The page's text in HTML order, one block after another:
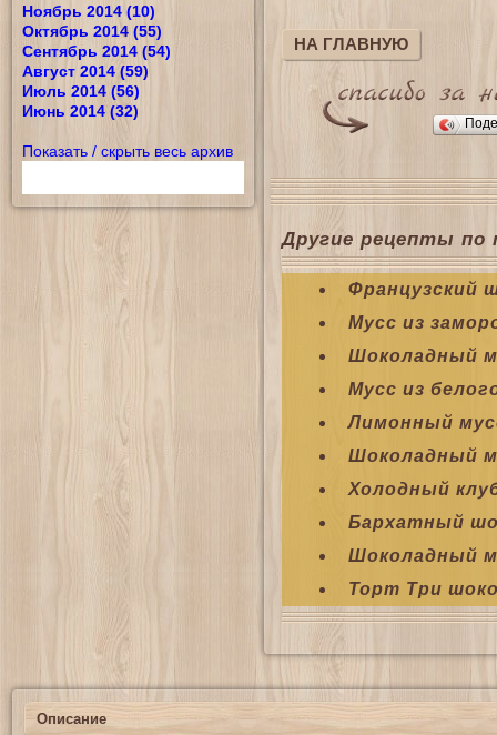
Ноябрь 2014 (10)
Октябрь 2014 (55)
Сентябрь 2014 (54)
Август 2014 (59)
Июль 2014 (56)
Июнь 2014 (32)
Показать / скрыть весь архив
НА ГЛАВНУЮ
Другие рецепты по
Французский
Мусс из
Шоколадный
Мусс из
Лимонный
Шоколадный
Холодный
Бархатный
Шоколадный
Торт Три
Описание